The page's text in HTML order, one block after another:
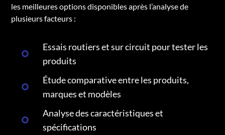
les meilleures options disponibles après l’analyse de
plusieurs facteurs :
Essais routiers et sur circuit pour tester les
produits
Étude comparative entre les produits,
marques et modèles
Analyse des caractéristiques et
spécifications